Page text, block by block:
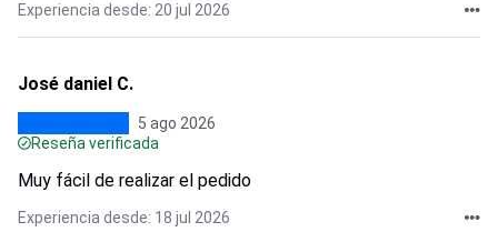
Experiencia desde: 20 jul 2026
José daniel C.
5 ago 2026
Reseña verificada
Muy fácil de realizar el pedido
Experiencia desde: 18 jul 2026